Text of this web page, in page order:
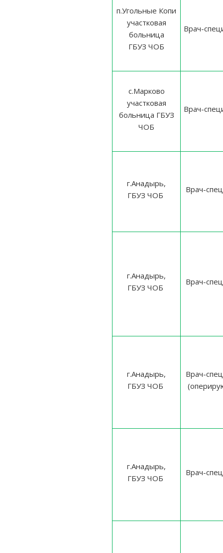
п.Угольные Копи
участковая
больница
ГБУЗ ЧОБ
Врач-
с.Марково
участковая
больница ГБУЗ
ЧОБ
Врач-
г.Анадырь,
ГБУЗ ЧОБ
Врач-
г.Анадырь,
ГБУЗ ЧОБ
Врач-
г.Анадырь,
ГБУЗ ЧОБ
Врач-
г.Анадырь,
ГБУЗ ЧОБ
Врач-